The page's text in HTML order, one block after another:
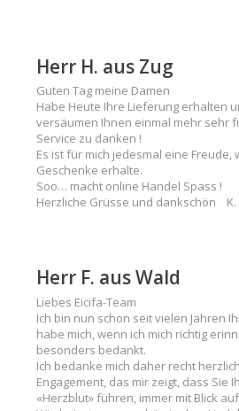
Herr H. aus Zug
Guten Tag meine Damen
Habe Heute Ihre Lieferung erhalten
versäumen Ihnen einmal mehr sehr
Service zu danken !
Es ist für mich jedesmal eine Freude,
Geschenke erhalte.
Soo… macht online Handel Spass !
Herzliche Grüsse und dankschön K.
Herr F. aus Wald
Liebes Eicifa-Team
Ich bin nun schon seit vielen Jahren
habe mich, wenn ich mich richtig
besonders bedankt.
Ich bedanke mich daher recht
Engagement, das mir zeigt, dass Sie
«Herzblut» führen, immer mit Blick